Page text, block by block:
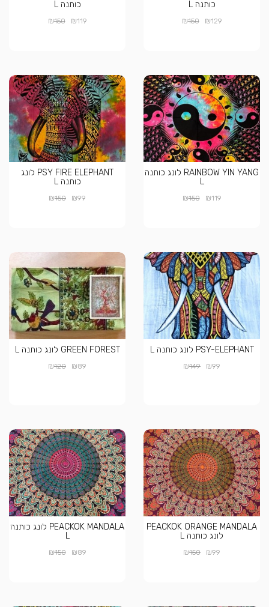
כותנה L
₪129
₪150
כותנה L
₪119
₪150
RAINBOW YIN YANG לונג כותנה
L
₪119
₪150
PSY FIRE ELEPHANT לונג
כותנה L
₪99
₪150
PSY-ELEPHANT לונג כותנה L
₪99
₪149
GREEN FOREST לונג כותנה L
₪89
₪120
PEACKOK ORANGE MANDALA
לונג כותנה L
₪99
₪150
PEACKOK MANDALA לונג כותנה
L
₪89
₪150